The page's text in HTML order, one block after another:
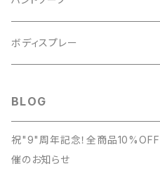
ボディスプレー
BLOG
祝"9"周年記念！全商品10%OFF
催のお知らせ